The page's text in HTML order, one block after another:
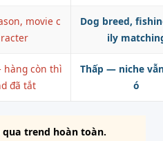
movie c
Dog breed,
ily
hàng còn thì
đã tắt
Thấp — niche
ó
qua trend hoàn toàn.